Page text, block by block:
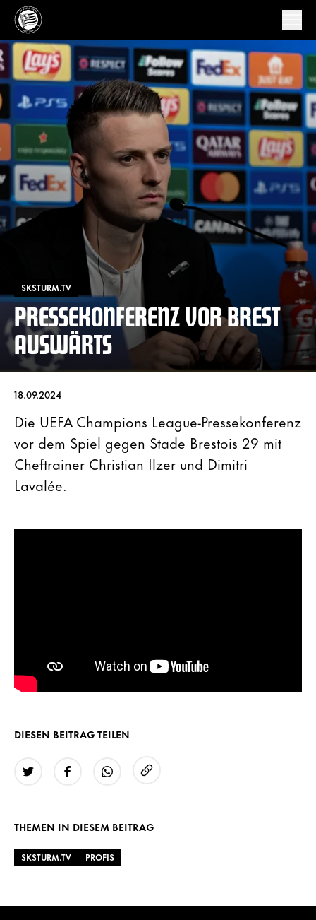
SKSTURM.TV
PRESSEKONFERENZ VOR BREST
AUSWÄRTS
18.09.2024
Die UEFA Champions League-Pressekonferenz
vor dem Spiel gegen Stade Brestois 29 mit
Cheftrainer Christian Ilzer und Dimitri
Lavalée.
DIESEN BEITRAG TEILEN
THEMEN IN DIESEM BEITRAG
SKSTURM.TV PROFIS